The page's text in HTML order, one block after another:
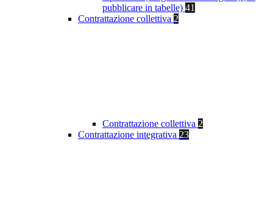
pubblicare in tabelle) 41
Contrattazione collettiva 2
Contrattazione collettiva 2
Contrattazione integrativa 23